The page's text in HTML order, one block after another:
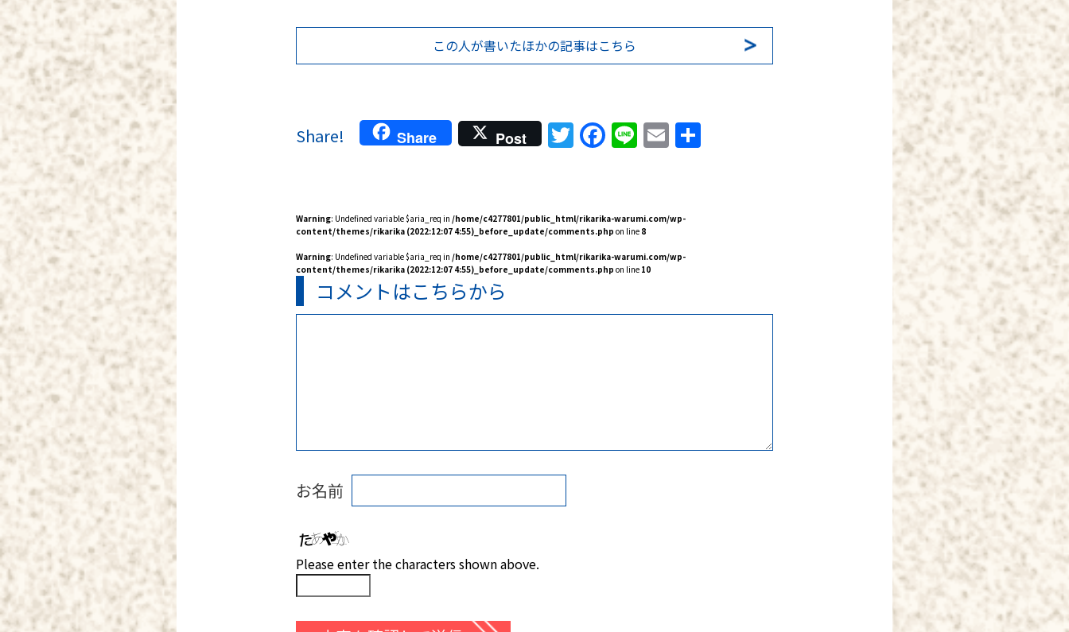
この人が書いたほかの記事はこちら
Share! Share Post Twitter
Facebook
LineEmail
Warning: Undefined variable $aria_req in /home/c4277801/public_html/rikarika-warumi.com/wp-
content/themes/rikarika (2022:12:07 4:55)_before_update/comments.php on line 8
Warning: Undefined variable $aria_req in /home/c4277801/public_html/rikarika-warumi.com/wp-
content/themes/rikarika (2022:12:07 4:55)_before_update/comments.php on line 10
コメントはこちらから
お名前
Please enter the characters shown above.